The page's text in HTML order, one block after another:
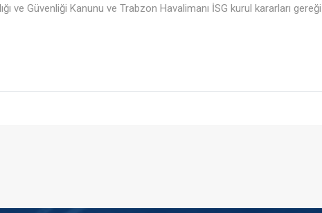
Güvenliği Kanunu ve Trabzon Havalimanı İSG kurul kararları gereği